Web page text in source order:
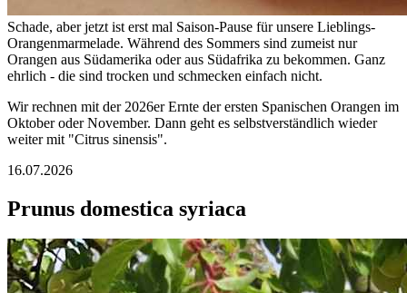
Schade, aber jetzt ist erst mal Saison-Pause für unsere Lieblings-
Orangenmarmelade. Während des Sommers sind zumeist nur
Orangen aus Südamerika oder aus Südafrika zu bekommen. Ganz
ehrlich - die sind trocken und schmecken einfach nicht.
Wir rechnen mit der 2026er Ernte der ersten Spanischen Orangen im
Oktober oder November. Dann geht es selbstverständlich wieder
weiter mit "Citrus sinensis".
16.07.2026
Prunus domestica syriaca